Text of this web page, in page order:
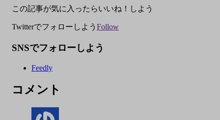
この記事が気に入ったらいいね！しよう
Twitterでフォローしよう Follow
SNSでフォローしよう
Feedly
コメント